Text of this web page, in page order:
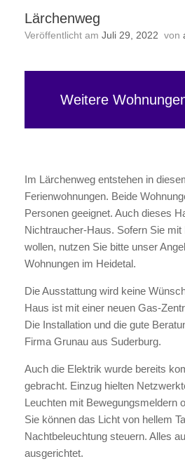
Lärchenweg
Veröffentlicht am Juli 29, 2022 von
Weitere
Im Lärchenweg entstehen in
Ferienwohnungen. Beide
Personen geeignet. Auch dieses
Nichtraucher-Haus. Sofern Sie
wollen, nutzen Sie bitte unser
Wohnungen im Heidetal.
Die Ausstattung wird keine
Haus ist mit einer neuen Gas-
Die Installation und die gute
Firma Grunau aus Suderburg.
Auch die Elektrik wurde bereits
gebracht. Einzug hielten
Leuchten mit Bewegungsmeldern
Sie können das Licht von hellem
Nachtbeleuchtung steuern. Alles
ausgerichtet.